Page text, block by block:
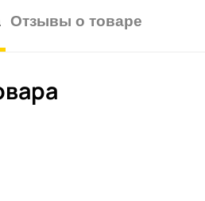
Отзывы о товаре